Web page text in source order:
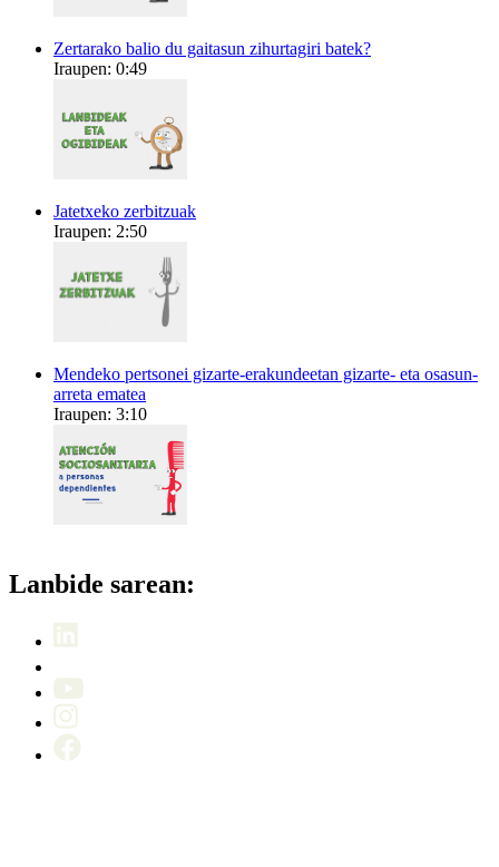
Zertarako balio du gaitasun zihurtagiri batek?
Iraupen: 0:49
Jatetxeko zerbitzuak
Iraupen: 2:50
Mendeko pertsonei gizarte-erakundeetan gizarte- eta osasun-
arreta ematea
Iraupen: 3:10
Lanbide sarean: